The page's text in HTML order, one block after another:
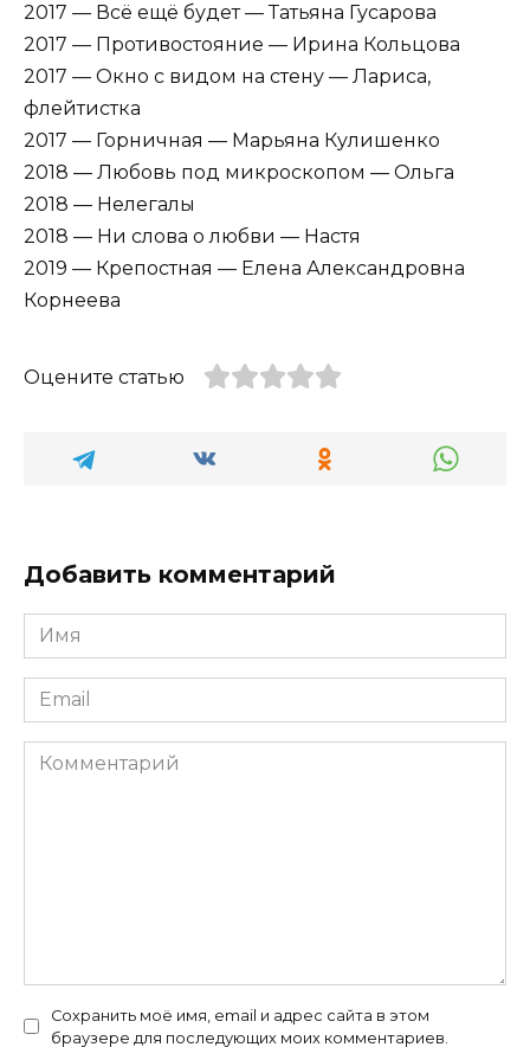
2017 — Всё ещё будет — Татьяна Гусарова
2017 — Противостояние — Ирина Кольцова
2017 — Окно с видом на стену — Лариса,
флейтистка
2017 — Горничная — Марьяна Кулишенко
2018 — Любовь под микроскопом — Ольга
2018 — Нелегалы
2018 — Ни слова о любви — Настя
2019 — Крепостная — Елена Александровна
Корнеева
Оцените статью
Добавить комментарий
Имя
*
Email
*
Комментарий
Сохранить моё имя, email и адрес сайта в этом
браузере для последующих моих комментариев.